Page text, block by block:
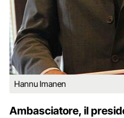
Hannu Imanen
Ambasciatore, il